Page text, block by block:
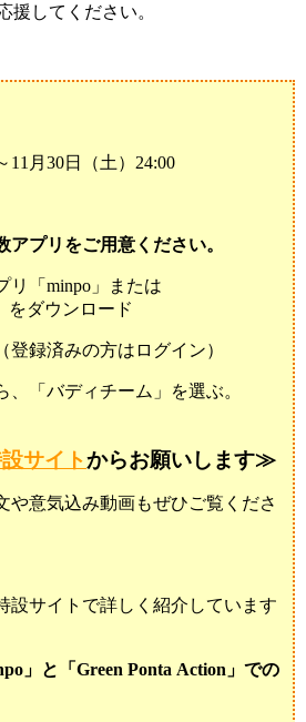
援してください。
11月30日（土）24:00
アプリをご用意ください。
「minpo」または
をダウンロード
録済みの方はログイン）
「バディチーム」を選ぶ。
サイトからお願いします≫
や意気込み動画もぜひご覧くださ
設サイトで詳しく紹介しています
」と「Green Ponta Action」での